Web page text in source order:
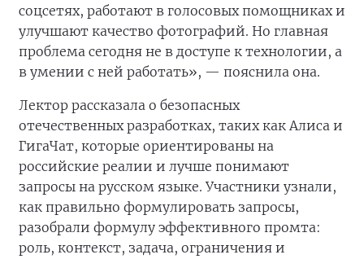
соцсетях, работают в голосовых помощниках и
улучшают качество фотографий. Но главная
проблема сегодня не в доступе к технологии, а
в умении с ней работать», — пояснила она.
Лектор рассказала о безопасных
отечественных разработках, таких как Алиса и
ГигаЧат, которые ориентированы на
российские реалии и лучше понимают
запросы на русском языке. Участники узнали,
как правильно формулировать запросы,
разобрали формулу эффективного промта:
роль, контекст, задача, ограничения и